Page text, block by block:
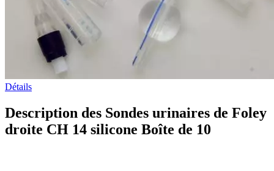
Détails
Description des Sondes urinaires de Foley
droite CH 14 silicone Boîte de 10